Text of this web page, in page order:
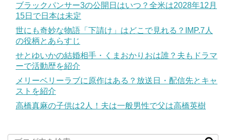
ブラックパンサー3の公開日はいつ？全米は2028年12月
15日で日本は未定
世にも奇妙な物語「下請け」はどこで見れる？IMP.7人
の役柄とあらすじ
せとゆいかの結婚相手・くまおかりおは誰？夫もドラマ
ーで活動歴を紹介
メリーベリーラブに原作はある？放送日・配信先とキャ
ストを紹介
高橋真麻の子供は2人！夫は一般男性で父は高橋英樹